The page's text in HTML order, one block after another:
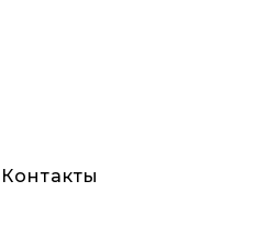
Контакты